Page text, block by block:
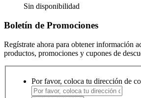
Sin disponibilidad
Boletín de Promociones
Regístrate ahora para obtener información
productos, promociones y cupones de
Por favor, coloca tu dirección de